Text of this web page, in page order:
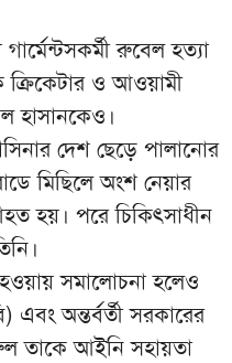
রুবেল হত্যা
ও আওয়ামী
হাসানকেও।
দেশ ছেড়ে পালানোর
মিছিলে অংশ নেয়ার
হয়। পরে চিকিৎসাধীন
হওয়ায় সমালোচনা হলেও
এবং অন্তর্বর্তী সরকারের
তাকে আইনি সহায়তা